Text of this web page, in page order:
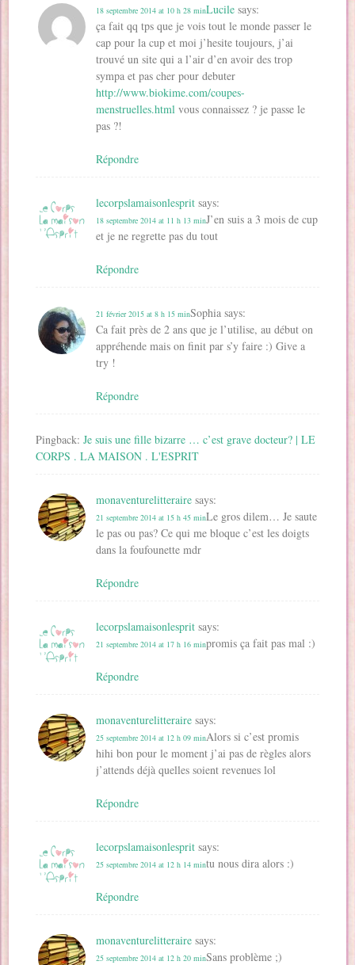
Lucile says:
18 septembre 2014 at 10 h 28 min
ça fait qq tps que je vois tout le monde passer le
cap pour la cup et moi j’hesite toujours, j’ai
trouvé un site qui a l’air d’en avoir des trop
sympa et pas cher pour debuter
http://www.biokime.com/coupes-
menstruelles.html vous connaissez ? je passe le
pas ?!
Répondre
lecorpslamaisonlesprit says:
18 septembre 2014 at 11 h 13 minJ’en suis a 3 mois de cup
et je ne regrette pas du tout
Répondre
Sophia says:
21 février 2015 at 8 h 15 min
Ca fait près de 2 ans que je l’utilise, au début on
appréhende mais on finit par s’y faire :) Give a
try !
Répondre
Pingback:Je suis une fille bizarre … c’est grave docteur? | LE
CORPS . LA MAISON . L'ESPRIT
monaventurelitteraire says:
21 septembre 2014 at 15 h 45 minLe gros dilem… Je saute
le pas ou pas? Ce qui me bloque c’est les doigts
dans la foufounette mdr
Répondre
lecorpslamaisonlesprit says:
21 septembre 2014 at 17 h 16 minpromis ça fait pas mal :)
Répondre
monaventurelitteraire says:
25 septembre 2014 at 12 h 09 minAlors si c’est promis
hihi bon pour le moment j’ai pas de règles alors
j’attends déjà quelles soient revenues lol
Répondre
lecorpslamaisonlesprit says:
25 septembre 2014 at 12 h 14 mintu nous dira alors :)
Répondre
monaventurelitteraire says:
25 septembre 2014 at 12 h 20 minSans problème ;)